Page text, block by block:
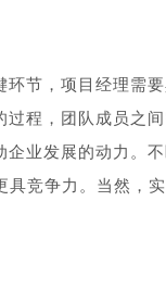
节，项目经理需
程，团队成员之
业发展的动力。
竞争力。当然，